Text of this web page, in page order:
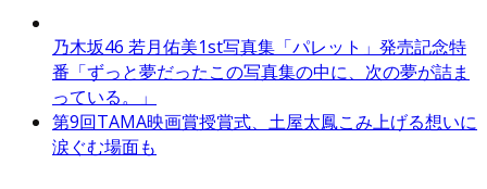
乃木坂46 若月佑美1st写真集「パレット」発売記念特
番「ずっと夢だったこの写真集の中に、次の夢が詰ま
っている。」
第9回TAMA映画賞授賞式、土屋太鳳こみ上げる想いに
涙ぐむ場面も